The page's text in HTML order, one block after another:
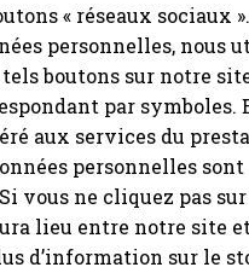
« réseaux sociaux
personnelles, nous
boutons sur notre
par symboles.
aux services du
personnelles sont
vous ne cliquez pas sur
lieu entre notre site
d’information sur le